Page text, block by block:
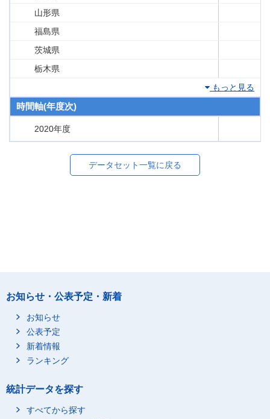
山形県
福島県
茨城県
栃木県
もっと見る
時間軸(年度次)
2020年度
データセット一覧に戻る
お知らせ・公表予定・新着
お知らせ
公表予定
新着情報
ランキング
統計データを探す
すべてから探す